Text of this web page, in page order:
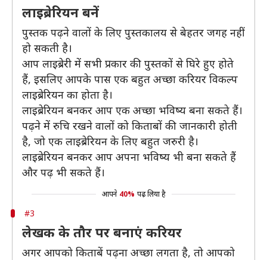
लाइब्रेरियन बनें
पुस्‍तक पढ़ने वालों के लिए पुस्‍तकालय से बेहतर जगह नहीं
हो सकती है।
आप लाइब्रेरी में सभी प्रकार की पुस्तकों से घिरे हुए होते
हैं, इसलिए आपके पास एक बहुत अच्छा करियर विकल्प
लाइब्रेरियन का होता है।
लाइब्रेरियन बनकर आप एक अच्छा भविष्य बना सकते हैं।
पढ़ने में रुचि रखने वालों को किताबों की जानकारी होती
है, जो एक लाइब्रेरियन के लिए बहुत जरुरी है।
लाइब्रेरियन बनकर आप अपना भविष्य भी बना सकते हैं
और पढ़ भी सकते हैं।
आपने 40% पढ़ लिया है
#3
लेखक के तौर पर बनाएं करियर
अगर आपको किताबें पढ़ना अच्छा लगता है, तो आपको